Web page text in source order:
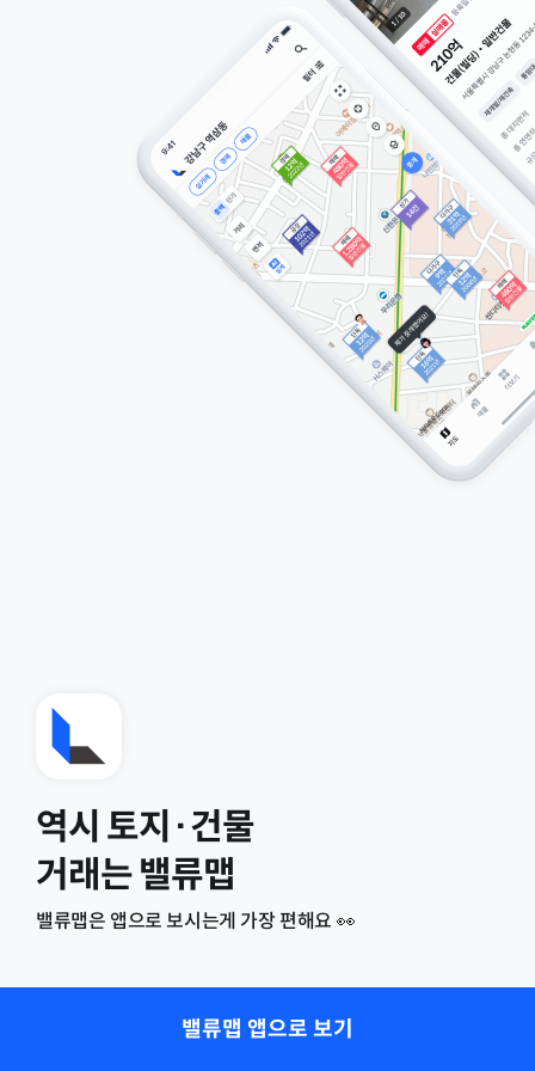
역시 토지·건물
거래는 밸류맵
밸류맵은 앱으로 보시는게 가장 편해요 👀
밸류맵 앱으로 보기